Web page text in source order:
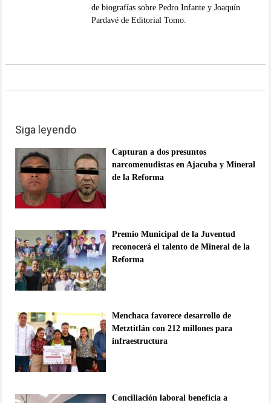
de biografías sobre Pedro Infante y Joaquín
Pardavé de Editorial Tomo.
Siga leyendo
Capturan a dos presuntos
narcomenudistas en Ajacuba y Mineral
de la Reforma
Premio Municipal de la Juventud
reconocerá el talento de Mineral de la
Reforma
Menchaca favorece desarrollo de
Metztitlán con 212 millones para
infraestructura
Conciliación laboral beneficia a